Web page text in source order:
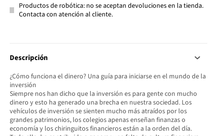
Productos de robótica: no se aceptan devoluciones en la tienda.
Contacta con atención al cliente.
Descripción
¿Cómo funciona el dinero? Una guía para iniciarse en el mundo de la
inversión
Siempre nos han dicho que la inversión es para gente con mucho
dinero y esto ha generado una brecha en nuestra sociedad. Los
vehículos de inversión se sienten mucho más atraídos por los
grandes patrimonios, los colegios apenas enseñan finanzas o
economía y los chiringuitos financieros están a la orden del día.